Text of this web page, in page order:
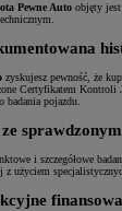
Pewne Auto objęty jest
zyskujesz pewność, że
Certyfikatem Kontroli
badania pojazdu.
i szczegółowe
użyciem